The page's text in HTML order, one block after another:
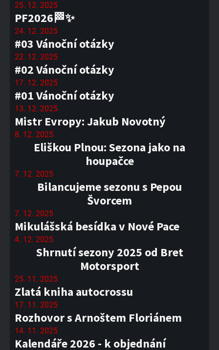
25. 12. 2025
PF2026🏁✨
24. 12. 2025
#03 Vánoční otázky
22. 12. 2025
#02 Vánoční otázky
17. 12. 2025
#01 Vánoční otázky
13. 12. 2025
Mistr Evropy: Jakub Novotný
8. 12. 2025
Eliškou Plnou: Sezona jako na
houpačce
7. 12. 2025
Bilancujeme sezonu s Pepou
Švorcem
7. 12. 2025
Mikulášská besídka v Nové Pace
4. 12. 2025
Shrnutí sezony 2025 od Bret
Motorsport
25. 11. 2025
Zlatá kniha autocrossu
17. 11. 2025
Rozhovor s Arnoštem Floriánem
14. 11. 2025
Kalendáře 2026 - k objednání